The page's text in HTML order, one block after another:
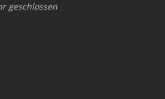
geschlossen